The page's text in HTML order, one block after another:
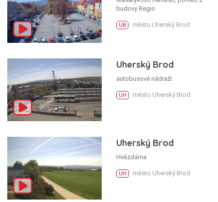
budovy Regio
UB město Uherský Brod
Uherský Brod
autobusové nádraží
UH město Uherský Brod
Uherský Brod
Hvězdárna
UH město Uherský Brod